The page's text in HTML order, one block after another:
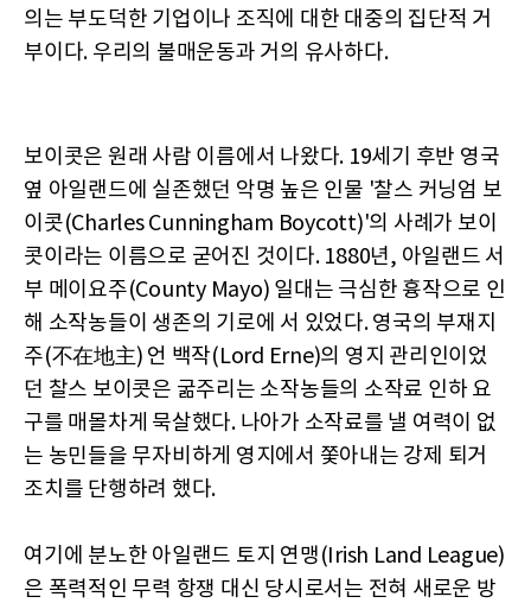
의는 부도덕한 기업이나 조직에 대한 대중의 집단적 거
부이다. 우리의 불매운동과 거의 유사하다.
보이콧은 원래 사람 이름에서 나왔다. 19세기 후반 영국
옆 아일랜드에 실존했던 악명 높은 인물 '찰스 커닝엄 보
이콧(Charles Cunningham Boycott)'의 사례가 보이
콧이라는 이름으로 굳어진 것이다. 1880년, 아일랜드 서
부 메이요주(County Mayo) 일대는 극심한 흉작으로 인
해 소작농들이 생존의 기로에 서 있었다. 영국의 부재지
주(不在地主) 언 백작(Lord Erne)의 영지 관리인이었
던 찰스 보이콧은 굶주리는 소작농들의 소작료 인하 요
구를 매몰차게 묵살했다. 나아가 소작료를 낼 여력이 없
는 농민들을 무자비하게 영지에서 쫓아내는 강제 퇴거
조치를 단행하려 했다.
여기에 분노한 아일랜드 토지 연맹(Irish Land League)
은 폭력적인 무력 항쟁 대신 당시로서는 전혀 새로운 방